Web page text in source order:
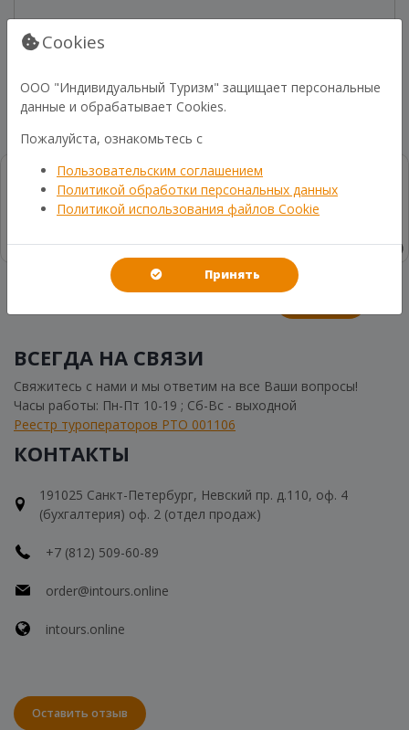
ВСЕГДА НА СВЯЗИ
Свяжитесь с нами и мы ответим на все Ваши вопросы!
Часы работы: Пн-Пт 10-19 ; Сб-Вс - выходной
Реестр туроператоров РТО 001106
КОНТАКТЫ
191025 Санкт-Петербург, Невский пр. д.110, оф. 4
(бухгалтерия) оф. 2 (отдел продаж)
+7 (812) 509-60-89
order@intours.online
intours.online
Оставить отзыв
Cookies
ООО "Индивидуальный Туризм" защищает персональные
данные и обрабатывает Cookies.
Пожалуйста, ознакомьтесь с
Пользовательским соглашением
Политикой обработки персональных данных
Политикой использования файлов Cookie
Принять